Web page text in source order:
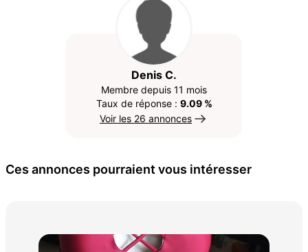
Denis C.
Membre depuis 11 mois
Taux de réponse : 9.09 %
Voir les 26 annonces
Ces annonces pourraient vous intéresser